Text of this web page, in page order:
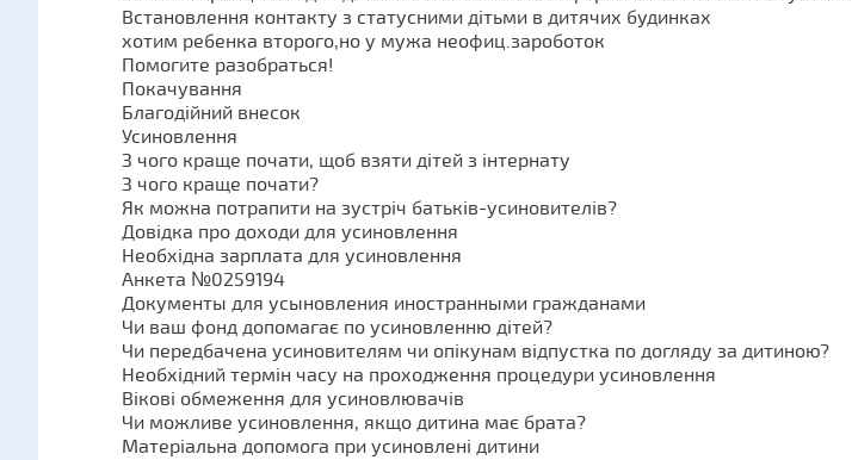
Встановлення контакту з статусними дітьми в дитячих будинках
хотим ребенка второго,но у мужа неофиц.зароботок
Помогите разобраться!
Покачування
Благодійний внесок
Усиновлення
З чого краще почати, щоб взяти дітей з інтернату
З чого краще почати?
Як можна потрапити на зустріч батьків-усиновителів?
Довідка про доходи для усиновлення
Необхідна зарплата для усиновлення
Анкета №0259194
Документы для усыновления иностранными гражданами
Чи ваш фонд допомагає по усиновленню дітей?
Чи передбачена усиновителям чи опікунам відпустка по догляду за дитиною?
Необхідний термін часу на проходження процедури усиновлення
Вікові обмеження для усиновлювачів
Чи можливе усиновлення, якщо дитина має брата?
Матеріальна допомога при усиновлені дитини